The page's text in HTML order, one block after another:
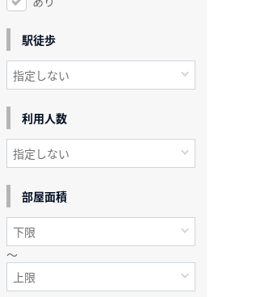
駅徒歩
利用人数
部屋面積
～